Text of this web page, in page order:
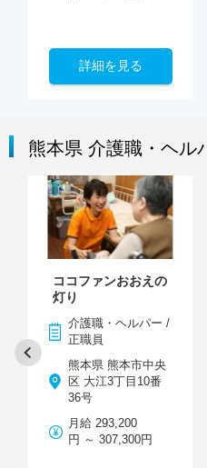
詳細を見る
熊本県 介護職・ヘル
ココファンおおえの
灯り
介護職・ヘルパー /
正職員
熊本県 熊本市中央
区 大江3丁目10番
36号
月給 293,200
円 ～ 307,300円